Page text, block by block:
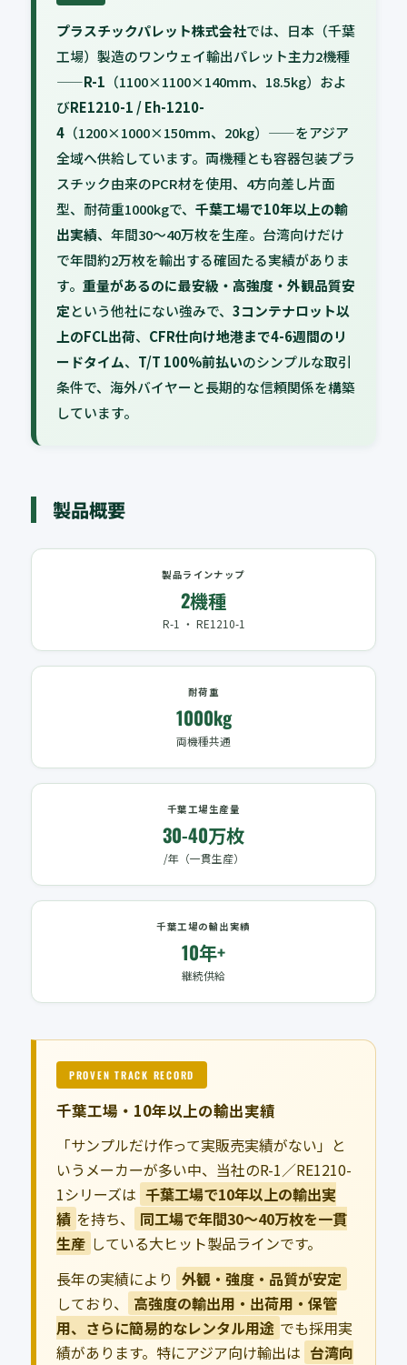
プラスチックパレット株式会社では、日本（千葉
工場）製造のワンウェイ輸出パレット主力2機種
——R-1 （1100×1100×140mm、18.5kg）およ
びRE1210-1 / Eh-1210-
4 （1200×1000×150mm、20kg）——をアジア
全域へ供給しています。両機種とも容器包装プラ
スチック由来のPCR材を使用、4方向差し片面
型、耐荷重1000kgで、 千葉工場で10年以上の輸
出実績、年間30〜40万枚を生産。台湾向けだけ
で年間約2万枚を輸出する確固たる実績がありま
す。 重量があるのに最安級・高強度・外観品質安
定という他社にない強みで、 3コンテナロット以
上のFCL出荷、 CFR仕向け地港まで4-6週間のリ
ードタイム、 T/T 100%前払いのシンプルな取引
条件で、海外バイヤーと長期的な信頼関係を構築
しています。
製品概要
製品ラインナップ
2機種
R-1 ・ RE1210-1
耐荷重
1000kg
両機種共通
千葉工場生産量
30-40万枚
/年（一貫生産）
千葉工場の輸出実績
10年+
継続供給
PROVEN TRACK RECORD
千葉工場・10年以上の輸出実績
「サンプルだけ作って実販売実績がない」と
いうメーカーが多い中、当社のR-1／RE1210-
1シリーズは 千葉工場で10年以上の輸出実
績 を持ち、
同工場で年間30〜40万枚を一貫
生産 している大ヒット製品ラインです。
長年の実績により 外観・強度・品質が安定
しており、
高強度の輸出用・出荷用・保管
用、さらに簡易的なレンタル用途 でも採用実
績があります。特にアジア向け輸出は 台湾向